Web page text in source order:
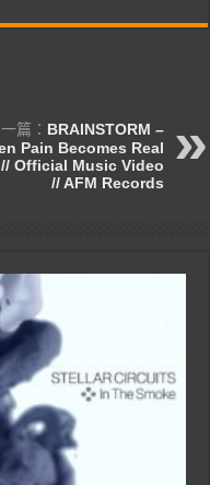
篇： BRAINSTORM –
Pain Becomes Real
Official Music Video
// AFM Records